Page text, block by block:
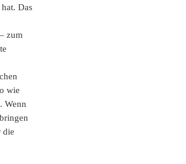
Das
zum
wie
Wenn
die